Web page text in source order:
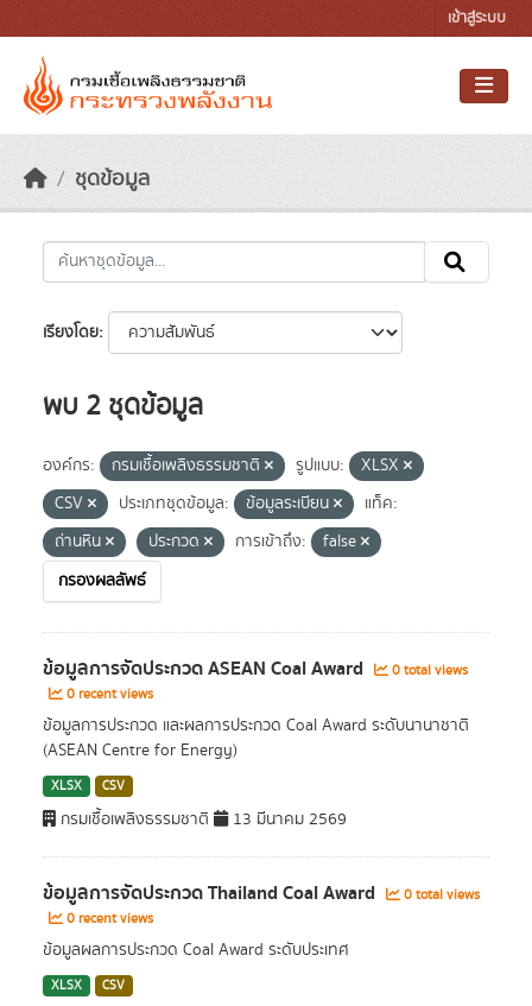
เข้าสู่ระบบ
ชุดข้อมูล
เรียงโดย
พบ 2 ชุดข้อมูล
องค์กร: กรมเชื้อเพลิงธรรมชาติ รูปแบบ:
XLSX
CSV
ประเภทชุดข้อมูล: ข้อมูลระเบียน
แท็ค:
ถ่านหิน
ประกวด การเข้าถึง:
false
กรองผลลัพธ์
ข้อมูลการจัดประกวด ASEAN Coal Award
0 total views
0 recent views
ข้อมูลการประกวด และผลการประกวด Coal Award ระดับนานาชาติ
(ASEAN Centre for Energy)
XLSX CSV
กรมเชื้อเพลิงธรรมชาติ 13 มีนาคม 2569
ข้อมูลการจัดประกวด Thailand Coal Award
0 total views
0 recent views
ข้อมูลผลการประกวด Coal Award ระดับประเทศ
XLSX CSV